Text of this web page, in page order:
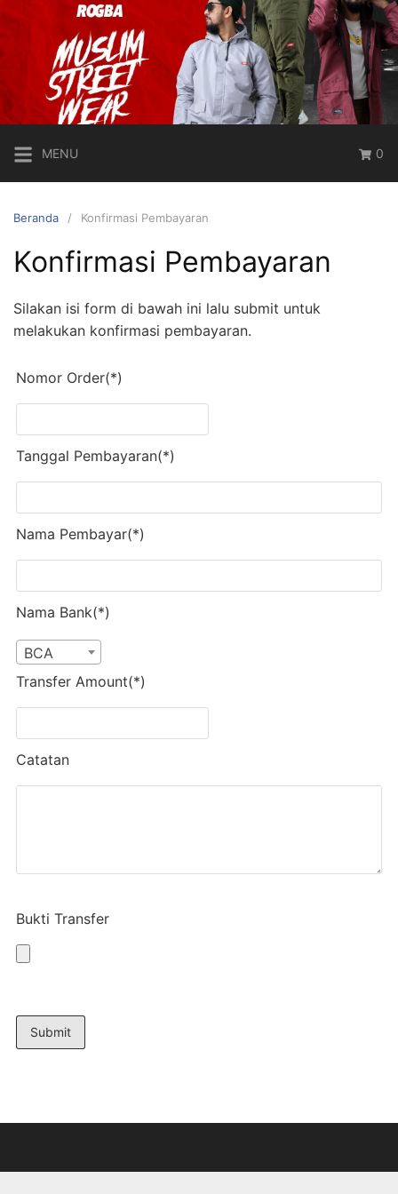
Langsung
kontenRosal
Rompi
Shalat
Pertama
MENU 0
Beranda Konfirmasi Pembayaran
Konfirmasi Pembayaran
Silakan isi form di bawah ini lalu submit untuk
melakukan konfirmasi pembayaran.
Nomor Order(*)
Tanggal Pembayaran(*)
Nama Pembayar(*)
Nama Bank(*)
BCA
Transfer Amount(*)
Catatan
Bukti Transfer
Submit